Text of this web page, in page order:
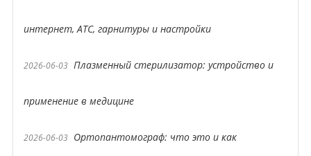
интернет, АТС, гарнитуры и настройки
2026-06-03 Плазменный стерилизатор: устройство и
применение в медицине
2026-06-03 Ортопантомограф: что это и как